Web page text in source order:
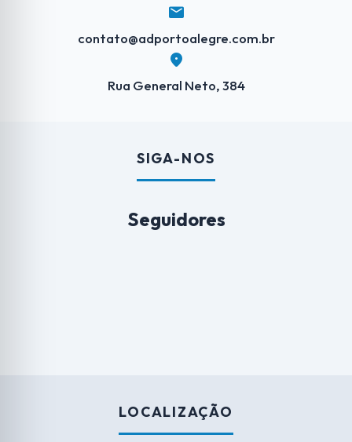
mail
contato@adportoalegre.com.br
location_on
Rua General Neto, 384
SIGA-NOS
Seguidores
LOCALIZAÇÃO